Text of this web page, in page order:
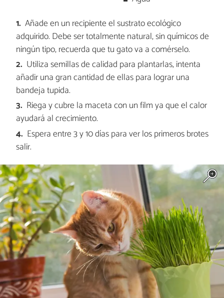
Añade en un recipiente el sustrato ecológico
adquirido. Debe ser totalmente natural, sin químicos de
ningún tipo, recuerda que tu gato va a comérselo.
Utiliza semillas de calidad para plantarlas, intenta
añadir una gran cantidad de ellas para lograr una
bandeja tupida.
Riega y cubre la maceta con un film ya que el calor
ayudará al crecimiento.
Espera entre 3 y 10 días para ver los primeros brotes
salir.